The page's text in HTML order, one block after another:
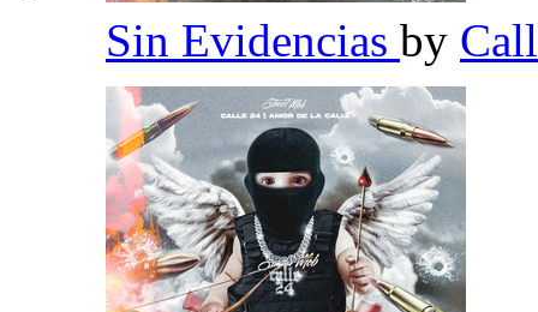
Sin Evidencias by